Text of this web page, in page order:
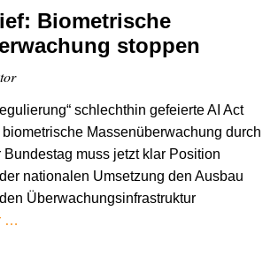
Biometrische
stoppen
schlechthin gefeierte AI Act
Massenüberwachung durch
Bundestag muss jetzt klar Position
nationalen Umsetzung den Ausbau
Überwachungsinfrastruktur
…